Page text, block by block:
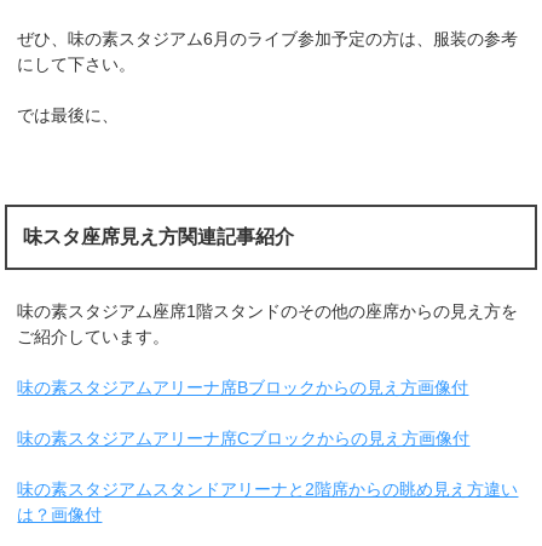
ぜひ、味の素スタジアム6月のライブ参加予定の方は、服装の参考
にして下さい。
では最後に、
味スタ座席見え方関連記事紹介
味の素スタジアム座席1階スタンドのその他の座席からの見え方を
ご紹介しています。
味の素スタジアムアリーナ席Bブロックからの見え方画像付
味の素スタジアムアリーナ席Cブロックからの見え方画像付
味の素スタジアムスタンドアリーナと2階席からの眺め見え方違い
は？画像付